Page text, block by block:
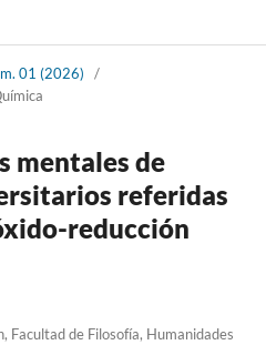
01 (2026)
/
mentales de
referidas
reducción
Facultad de Filosofía, Humanidades